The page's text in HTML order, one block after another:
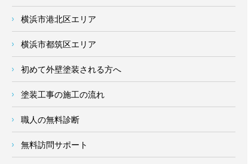
横浜市港北区エリア
横浜市都筑区エリア
初めて外壁塗装される方へ
塗装工事の施工の流れ
職人の無料診断
無料訪問サポート